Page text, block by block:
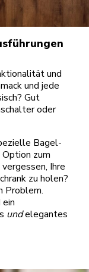
und
und jede
Gut
oder
Bagel-
zum
Ihre
zu holen?
Problem.
undelegantes